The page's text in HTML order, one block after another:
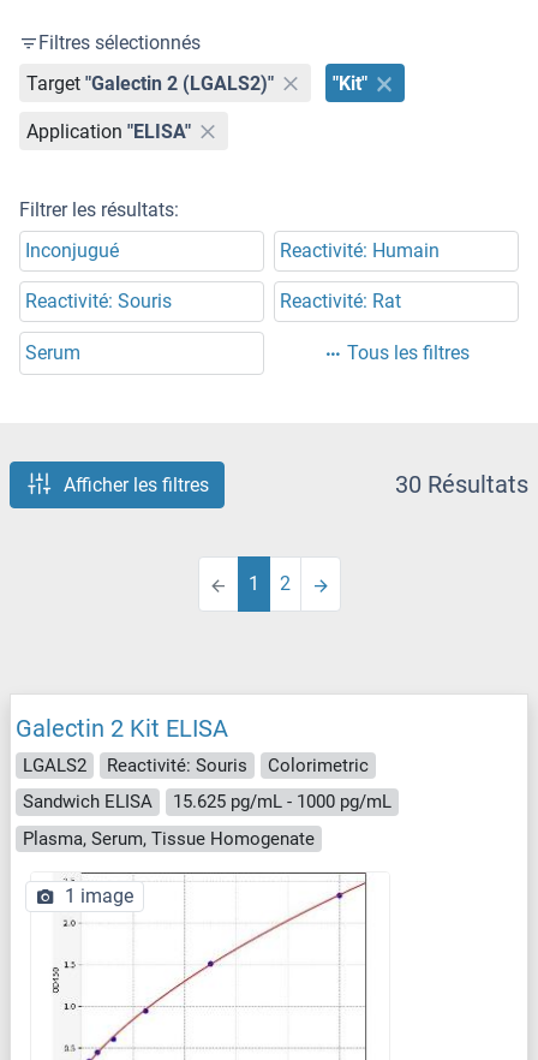
Filtres sélectionnés
Target "Galectin 2 (LGALS2)" "Kit"
Application "ELISA"
Filtrer les résultats:
Inconjugué
Reactivité: Humain
Reactivité: Souris Reactivité: Rat
Serum Tous les filtres
Afficher les filtres 30 Résultats
1 2
Galectin 2 Kit ELISA
LGALS2 Reactivité: Souris
Colorimetric
Sandwich ELISA
15.625 pg/mL - 1000 pg/mL
Plasma, Serum, Tissue Homogenate
1 image